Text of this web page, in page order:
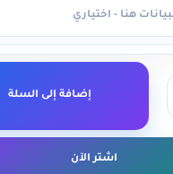
إضافة إلى السلة
اشتر الآن